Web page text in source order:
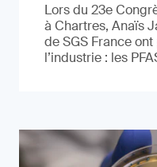
Lors du 23e
à Chartres, Anaïs
de SGS France
l’industrie : les